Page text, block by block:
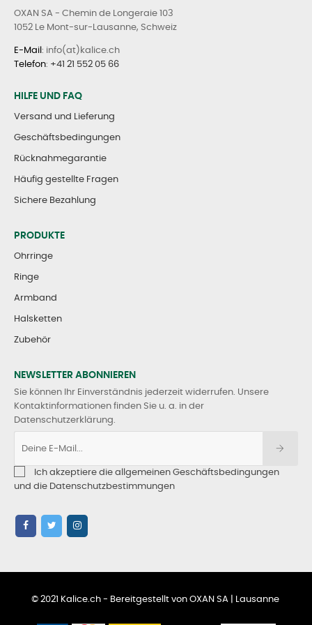
OXAN SA - Chemin de Longeraie 103
1052 Le Mont-sur-Lausanne, Schweiz
E-Mail : info(at)kalice.ch
Telefon: +41 21 552 05 66
HILFE UND FAQ
Versand und Lieferung
Geschäftsbedingungen
Rücknahmegarantie
Häufig gestellte Fragen
Sichere Bezahlung
PRODUKTE
Ohrringe
Ringe
Armband
Halsketten
Zubehör
NEWSLETTER ABONNIEREN
Sie können Ihr Einverständnis jederzeit widerrufen. Unsere
Kontaktinformationen finden Sie u. a. in der
Datenschutzerklärung.
Ich akzeptiere die allgemeinen Geschäftsbedingungen
und die Datenschutzbestimmungen
© 2021 Kalice.ch - Bereitgestellt von OXAN SA | Lausanne